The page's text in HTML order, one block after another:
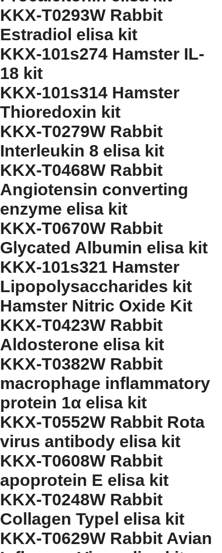
KKX-T0293W Rabbit
Estradiol elisa kit
KKX-101s274 Hamster IL-
18 kit
KKX-101s314 Hamster
Thioredoxin kit
KKX-T0279W Rabbit
Interleukin 8 elisa kit
KKX-T0468W Rabbit
Angiotensin converting
enzyme elisa kit
KKX-T0670W Rabbit
Glycated Albumin elisa kit
KKX-101s321 Hamster
Lipopolysaccharides kit
Hamster Nitric Oxide Kit
KKX-T0423W Rabbit
Aldosterone elisa kit
KKX-T0382W Rabbit
macrophage inflammatory
protein 1α elisa kit
KKX-T0552W Rabbit Rota
virus antibody elisa kit
KKX-T0608W Rabbit
apoprotein E elisa kit
KKX-T0248W Rabbit
Collagen TypeⅠ elisa kit
KKX-T0629W Rabbit Avian